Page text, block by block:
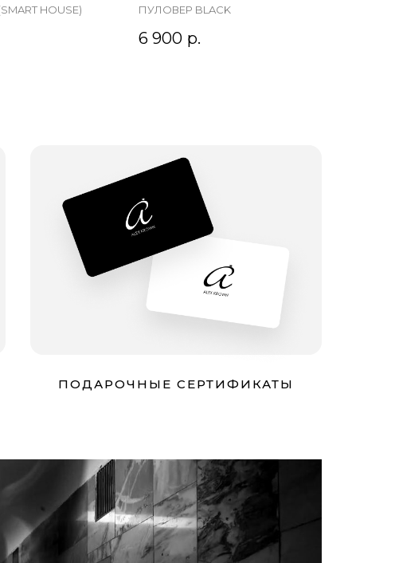
HOUSE) ПУЛОВЕР BLACK
6 900 р.
ПОДАРОЧНЫЕ СЕРТИФИКАТЫ